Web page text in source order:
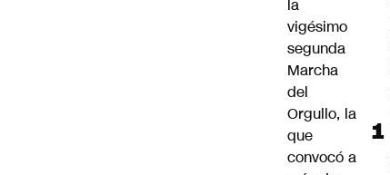
la
vigésimo
segunda
Marcha
del
Orgullo, la
que
convocó a